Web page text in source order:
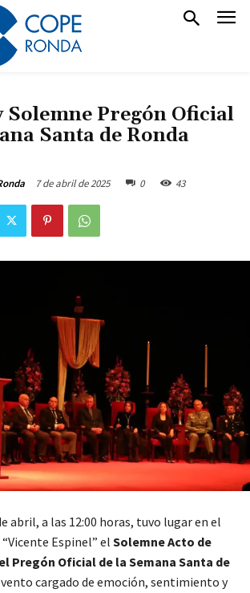
Solemne Pregón Oficial
Santa de Ronda
7 de abril de 2025 0 43
abril, a las 12:00 horas, tuvo lugar en el
Espinel” el Solemne Acto de
Pregón Oficial de la Semana Santa de
cargado de emoción, sentimiento y